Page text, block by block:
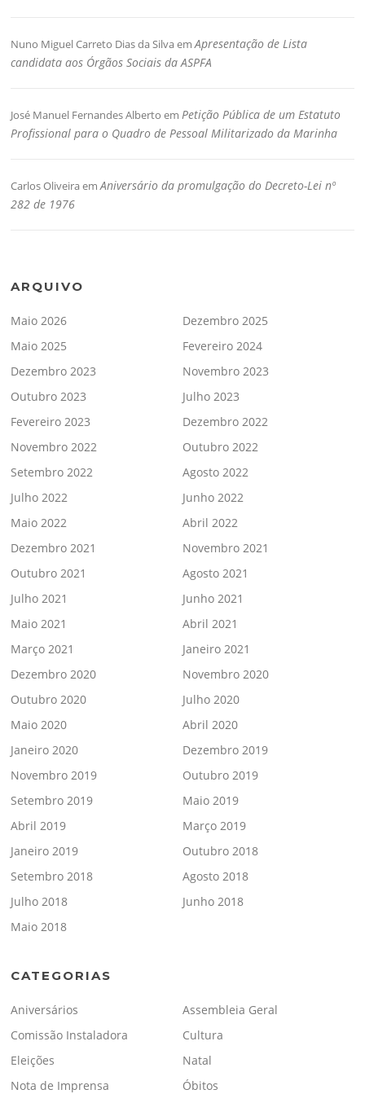
Nuno Miguel Carreto Dias da SilvaemApresentação de Lista
candidata aos Órgãos Sociais da ASPFA
José Manuel Fernandes Alberto em Petição Pública de um Estatuto
Profissional para o Quadro de Pessoal Militarizado da Marinha
Carlos OliveiraemAniversário da promulgação do Decreto-Lei nº
282 de 1976
ARQUIVO
Maio 2026
Dezembro 2025
Maio 2025
Fevereiro 2024
Dezembro 2023
Novembro 2023
Outubro 2023
Julho 2023
Fevereiro 2023
Dezembro 2022
Novembro 2022
Outubro 2022
Setembro 2022
Agosto 2022
Julho 2022
Junho 2022
Maio 2022
Abril 2022
Dezembro 2021
Novembro 2021
Outubro 2021
Agosto 2021
Julho 2021
Junho 2021
Maio 2021
Abril 2021
Março 2021
Janeiro 2021
Dezembro 2020
Novembro 2020
Outubro 2020
Julho 2020
Maio 2020
Abril 2020
Janeiro 2020
Dezembro 2019
Novembro 2019
Outubro 2019
Setembro 2019
Maio 2019
Abril 2019
Março 2019
Janeiro 2019
Outubro 2018
Setembro 2018
Agosto 2018
Julho 2018
Junho 2018
Maio 2018
CATEGORIAS
Aniversários
Assembleia Geral
Comissão Instaladora
Cultura
Eleições
Natal
Nota de Imprensa
Óbitos